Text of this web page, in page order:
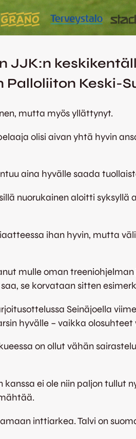
JJK:n
Keski-
mutta myös yllättynyt.
olisi aivan yhtä hyvin
aina hyvälle saada
nuorukainen aloitti syksyllä
ihan hyvin, mutta
mulle oman
se korvataan sitten
Seinäjoella
hyvälle – vaikka
on ollut vähän
ei ole niin paljon tullut
inttiarkea. Talvi on